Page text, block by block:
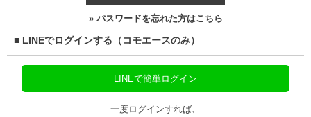
» パスワードを忘れた方はこちら
■ LINEでログインする（コモエースのみ）
LINEで簡単ログイン
一度ログインすれば、